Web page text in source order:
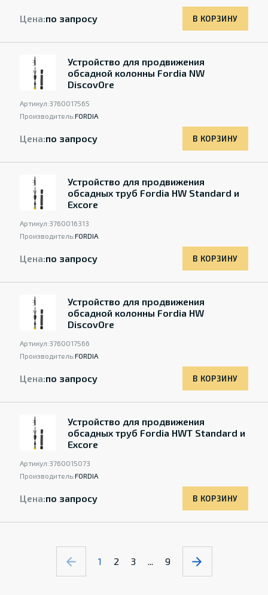
Цена:по запросу В КОРЗИНУ
Устройство для продвижения
обсадной колонны Fordia NW
DiscovOre
Артикул:3760017565
Производитель:FORDIA
Цена:по запросу В КОРЗИНУ
Устройство для продвижения
обсадных труб Fordia HW Standard и
Excore
Артикул:3760016313
Производитель:FORDIA
Цена:по запросу В КОРЗИНУ
Устройство для продвижения
обсадной колонны Fordia HW
DiscovOre
Артикул:3760017566
Производитель:FORDIA
Цена:по запросу В КОРЗИНУ
Устройство для продвижения
обсадных труб Fordia HWT Standard и
Excore
Артикул:3760015073
Производитель:FORDIA
Цена:по запросу В КОРЗИНУ
1 2 3 ... 9